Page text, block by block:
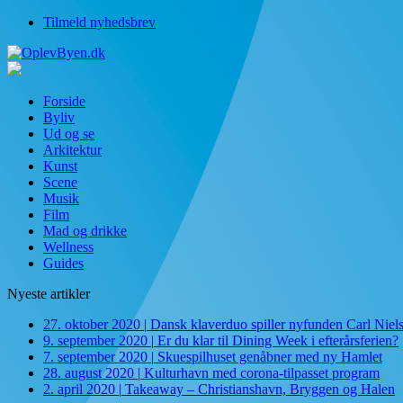
Tilmeld nyhedsbrev
Forside
Byliv
Ud og se
Arkitektur
Kunst
Scene
Musik
Film
Mad og drikke
Wellness
Guides
Nyeste artikler
27. oktober 2020 | Dansk klaverduo spiller nyfunden Carl
9. september 2020 | Er du klar til Dining Week i efterårsferien?
7. september 2020 | Skuespilhuset genåbner med ny Hamlet
28. august 2020 | Kulturhavn med corona-tilpasset program
2. april 2020 | Takeaway – Christianshavn, Bryggen og Halen